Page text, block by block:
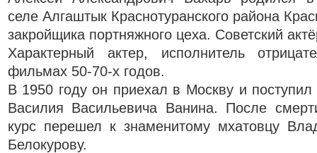
селе Алгаштык Краснотуранского района
закройщика портняжного цеха. Советский
Характерный актер, исполнитель
фильмах 50-70-х годов.
В 1950 году он приехал в Москву и
Василия Васильевича Ванина. После
курс перешел к знаменитому мхатовцу
Белокурову.